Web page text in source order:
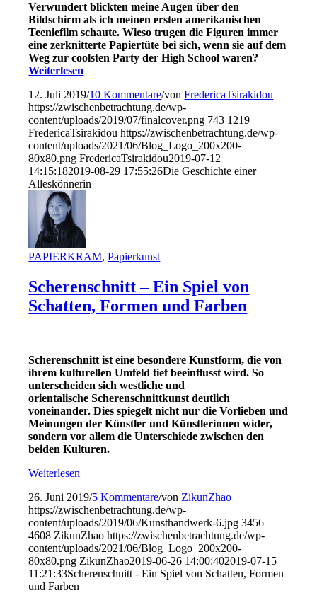
Verwundert blickten meine Augen über den
Bildschirm als ich meinen ersten amerikanischen
Teeniefilm schaute. Wieso trugen die Figuren immer
eine zerknitterte Papiertüte bei sich, wenn sie auf dem
Weg zur coolsten Party der High School waren?
Weiterlesen
12. Juli 2019/10 Kommentare/vonFredericaTsirakidou
https://zwischenbetrachtung.de/wp-
content/uploads/2019/07/finalcover.png 743 1219
FredericaTsirakidou https://zwischenbetrachtung.de/wp-
content/uploads/2021/06/Blog_Logo_200x200-
80x80.png FredericaTsirakidou2019-07-12
14:15:182019-08-29 17:55:26Die Geschichte einer
Alleskönnerin
PAPIERKRAM,Papierkunst
Scherenschnitt – Ein Spiel von
Schatten, Formen und Farben
Scherenschnitt ist eine besondere Kunstform, die von
ihrem kulturellen Umfeld tief beeinflusst wird. So
unterscheiden sich westliche und
orientalische Scherenschnittkunst deutlich
voneinander. Dies spiegelt nicht nur die Vorlieben und
Meinungen der Künstler und Künstlerinnen wider,
sondern vor allem die Unterschiede zwischen den
beiden Kulturen.
Weiterlesen
26. Juni 2019/5 Kommentare/von ZikunZhao
https://zwischenbetrachtung.de/wp-
content/uploads/2019/06/Kunsthandwerk-6.jpg 3456
4608 ZikunZhao https://zwischenbetrachtung.de/wp-
content/uploads/2021/06/Blog_Logo_200x200-
80x80.png ZikunZhao2019-06-26 14:00:402019-07-15
11:21:33Scherenschnitt - Ein Spiel von Schatten, Formen
und Farben